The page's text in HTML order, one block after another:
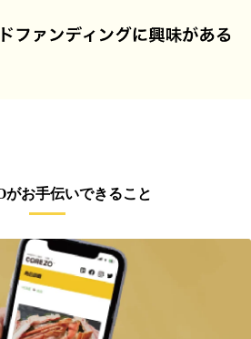
がお手伝いできること